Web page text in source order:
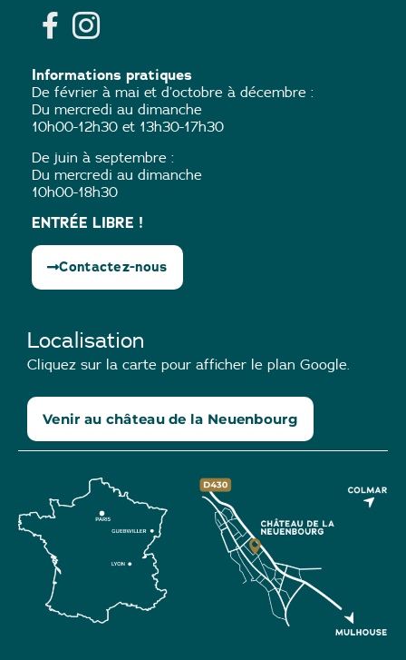
Informations pratiques
De février à mai et d’octobre à décembre :
Du mercredi au dimanche
10h00-12h30 et 13h30-17h30
De juin à septembre :
Du mercredi au dimanche
10h00-18h30
ENTRÉE LIBRE !
Contactez-nous
Localisation
Cliquez sur la carte pour afficher le plan Google.
Venir au château de la Neuenbourg